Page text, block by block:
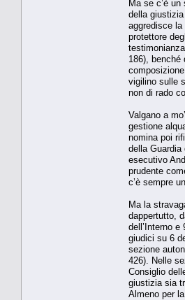
Ma se c’è
della
aggredisce la
protettore
186),
vigilino sulle
non di rado
Valgano a
gestione
nomina poi
della
esecutivo
prudente
c’è sempre
Ma la
dappertutto,
dell’Interno
giudici su 6
sezione
426). Nelle
Consiglio
giustizia sia
Almeno per